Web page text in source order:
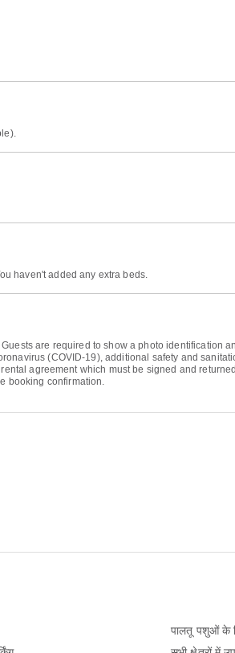
haven't added any extra beds.
are required to show a photo identification
(COVID-19), additional safety and
agreement which must be signed and
booking confirmation.
पालतू पशुओं के